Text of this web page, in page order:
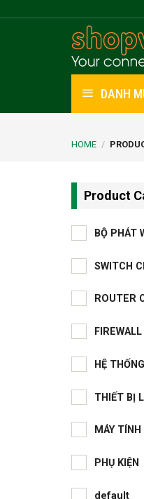
DANH
HOME /
Product
BỘ PHÁT
SWITCH
ROUTER
HỆ
THIẾT BỊ
MÁY
PHỤ KIỆN
default